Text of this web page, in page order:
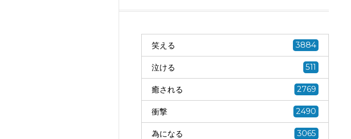
笑える 3884
泣ける 511
癒される 2769
衝撃 2490
為になる 3065